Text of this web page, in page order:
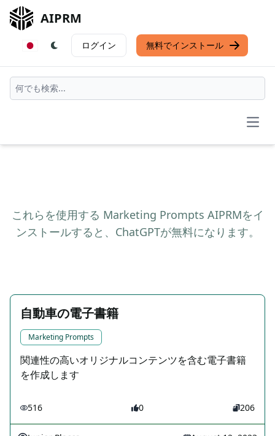
AIPRM
ログイン 無料でインストール
これらを使用する Marketing Prompts AIPRMをイ
ンストールすると、ChatGPTが無料になります。
自動車の電子書籍
Marketing Prompts
関連性の高いオリジナルコンテンツを含む電子書籍
を作成します
516 0 206